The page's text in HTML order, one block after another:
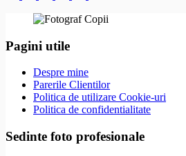
Pagini utile
Despre mine
Parerile Clientilor
Politica de utilizare Cookie-uri
Politica de confidentialitate
Sedinte foto profesionale